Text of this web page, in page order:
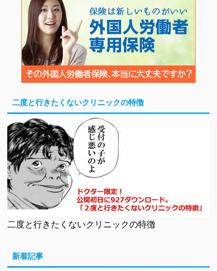
二度と行きたくないクリニックの特徴
二度と行きたくないクリニックの特徴
新着記事